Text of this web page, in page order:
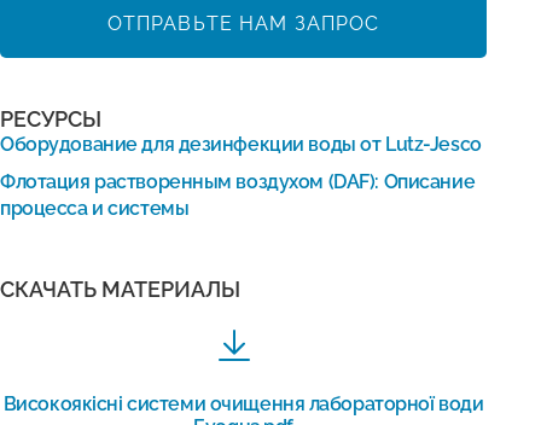
ОТПРАВЬТЕ НАМ ЗАПРОС
РЕСУРСЫ
Оборудование для дезинфекции воды от Lutz-Jesco
Флотация растворенным воздухом (DAF): Описание
процесса и системы
СКАЧАТЬ МАТЕРИАЛЫ
Високоякісні системи очищення лабораторної води